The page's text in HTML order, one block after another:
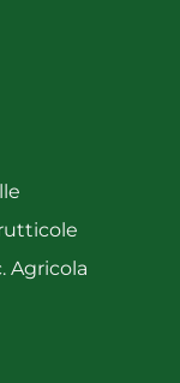
Agricola